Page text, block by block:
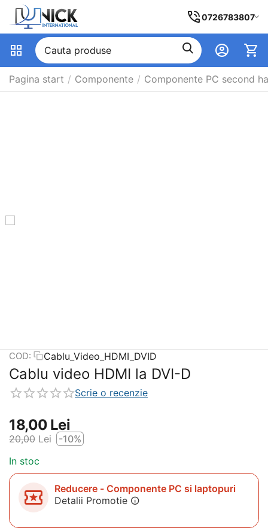
0726783807
Pagina start / Componente / Componente PC second
COD: Cablu_Video_HDMI_DVID
Cablu video HDMI la DVI-D
Scrie o recenzie
18,00 Lei
20,00 Lei
-10%
In stoc
Reducere - Componente PC si laptopuri
Detalii Promotie